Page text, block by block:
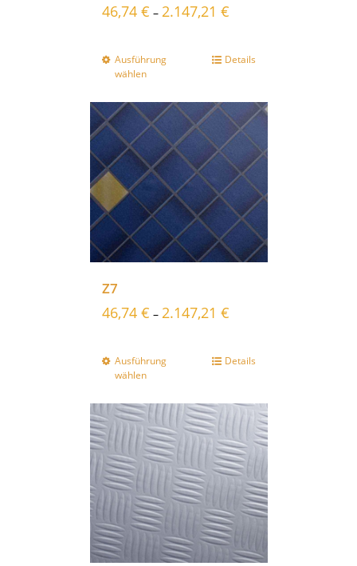
46,74 € – 2.147,21 €
Ausführung
wählen
Details
Z7
46,74 € – 2.147,21 €
Ausführung
wählen
Details